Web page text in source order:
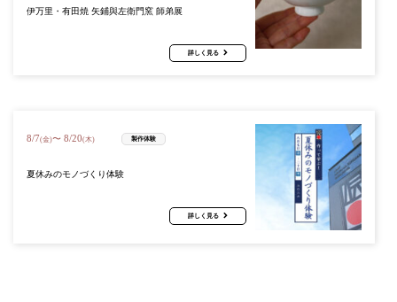
伊万里・有田焼 矢鋪與左衛門窯 師弟展
詳しく見る
8/7(金)〜 8/20(木) 製作体験
夏休みのモノづくり体験
詳しく見る